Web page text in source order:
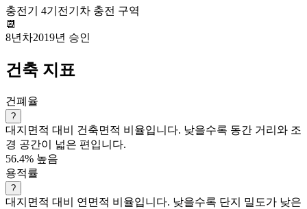
충전기 4기 전기차 충전 구역
📆
8년차2019년 승인
건축 지표
건폐율
?
대지면적 대비 건축면적 비율입니다. 낮을수록 동간 거리와 조
경 공간이 넓은 편입니다.
56.4% 높음
용적률
?
대지면적 대비 연면적 비율입니다. 낮을수록 단지 밀도가 낮은